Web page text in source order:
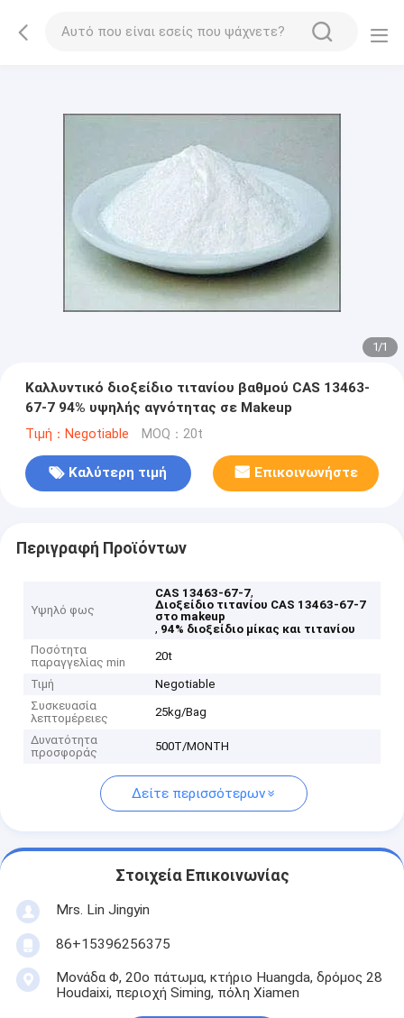
1/1
Καλλυντικό διοξείδιο τιτανίου βαθμού CAS 13463-
67-7 94% υψηλής αγνότητας σε Makeup
Τιμή：Negotiable MOQ：20t
Καλύτερη τιμή Επικοινωνήστε
Περιγραφή Προϊόντων
Υψηλό φως
CAS 13463-67-7,
Διοξείδιο τιτανίου CAS 13463-67-7
στο makeup
, 94% διοξείδιο μίκας και τιτανίου
Ποσότητα
παραγγελίας min
20t
Τιμή
Negotiable
Συσκευασία
λεπτομέρειες
25kg/Bag
Δυνατότητα
προσφοράς
500T/MONTH
Δείτε περισσότερων
Στοιχεία Επικοινωνίας
Mrs. Lin Jingyin
86+15396256375
Μονάδα Φ, 20ο πάτωμα, κτήριο Huangda, δρόμος 28
Houdaixi, περιοχή Siming, πόλη Xiamen